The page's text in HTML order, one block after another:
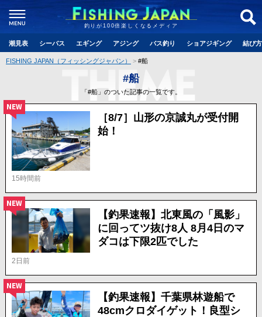
釣りが100倍楽しくなるメディア
潮見表 シーバス エギング アジング バス釣り ショアジギング 結び
FISHING JAPAN（フィッシングジャパン） #船
#船
「#船」のついた記事の一覧です。
15時間前
［8/7］山形の京誠丸が受付開
始！
NEW
2日前
【釣果速報】北東風の「風影」
に回ってツ抜け8人 8月4日のマ
ダコは下限2匹でした
NEW
【釣果速報】千葉県林遊船で
48cmクロダイゲット！良型シ
NEW